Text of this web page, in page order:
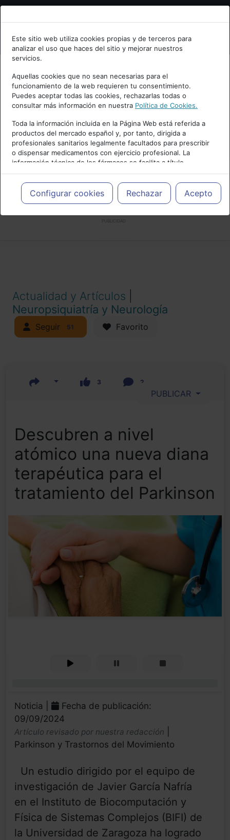
Bienvenid@ a psiquiatria.com
Escribe tu Email
Accede o regístrate con tu email.
Cancelar
Este sitio web utiliza cookies propias y de terceros para
analizar el uso que haces del sitio y mejorar nuestros
servicios.
Aquellas cookies que no sean necesarias para el
funcionamiento de la web requieren tu consentimiento.
Puedes aceptar todas las cookies, rechazarlas todas o
consultar más información en nuestra Política de Cookies.
Toda la información incluida en la Página Web está referida a
productos del mercado español y, por tanto, dirigida a
profesionales sanitarios legalmente facultados para prescribir
o dispensar medicamentos con ejercicio profesional. La
información técnica de los fármacos se facilita a título
meramente informativo, siendo responsabilidad de los
profesionales facultados prescribir medicamentos y decidir, en
cada caso concreto, el tratamiento más adecuado a las
necesidades del paciente.
Configurar cookies Rechazar Acepto
Actualidad y Artículos
Neuropsiquiatría y Neurología
Seguir 51 Favorito
3 2
PUBLICAR
Descubren a nivel
atómico una nueva diana
terapéutica para el
tratamiento del Parkinson
Noticia |
Fecha de publicación:
09/09/2024
Artículo revisado por nuestra redacción
Parkinson y Trastornos del Movimiento
Un estudio dirigido por el equipo de
investigación de Javier García Nafría
en el Instituto de Biocomputación y
Física de Sistemas Complejos (BIFI) de
la Universidad de Zaragoza ha logrado